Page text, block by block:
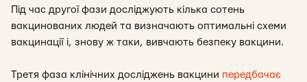
Під час другої фази досліджують кілька сотень
вакцинованих людей та визначають оптимальні схеми
вакцинації і, знову ж таки, вивчають безпеку вакцини.
Третя фаза клінічних досліджень вакцини передбачає